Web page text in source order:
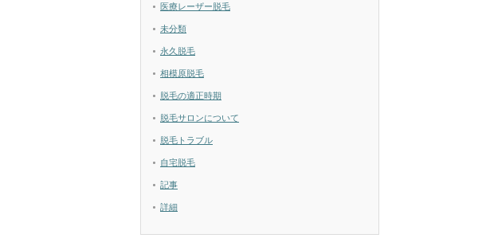
医療レーザー脱毛
未分類
永久脱毛
相模原脱毛
脱毛の適正時期
脱毛サロンについて
脱毛トラブル
自宅脱毛
記事
詳細